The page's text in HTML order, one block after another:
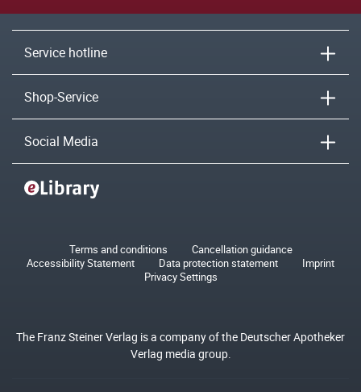
Service hotline
Shop-Service
Social Media
Terms and conditions
Cancellation guidance
Accessibility Statement
Data protection statement
Imprint
Privacy Settings
The Franz Steiner Verlag is a company of the Deutscher Apotheker
Verlag media group.